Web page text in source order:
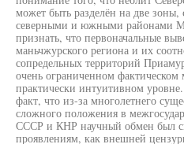
может быть разделён на две зоны,
северными и южными районами
признать, что первоначальные
маньчжурского региона и их
сопредельных территорий
очень ограниченном фактическом
практически интуитивном
факт, что из-за многолетнего
сложного положения в
СССР и КНР научный обмен был
проявлениям, как внешней